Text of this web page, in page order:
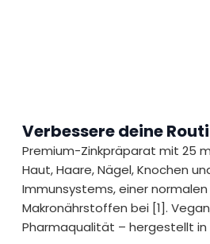
Verbessere deine
Premium-Zinkpräparat mit 25
Haut, Haare, Nägel, Knochen
Immunsystems, einer
Makronährstoffen bei [1].
Pharmaqualität – hergestellt in